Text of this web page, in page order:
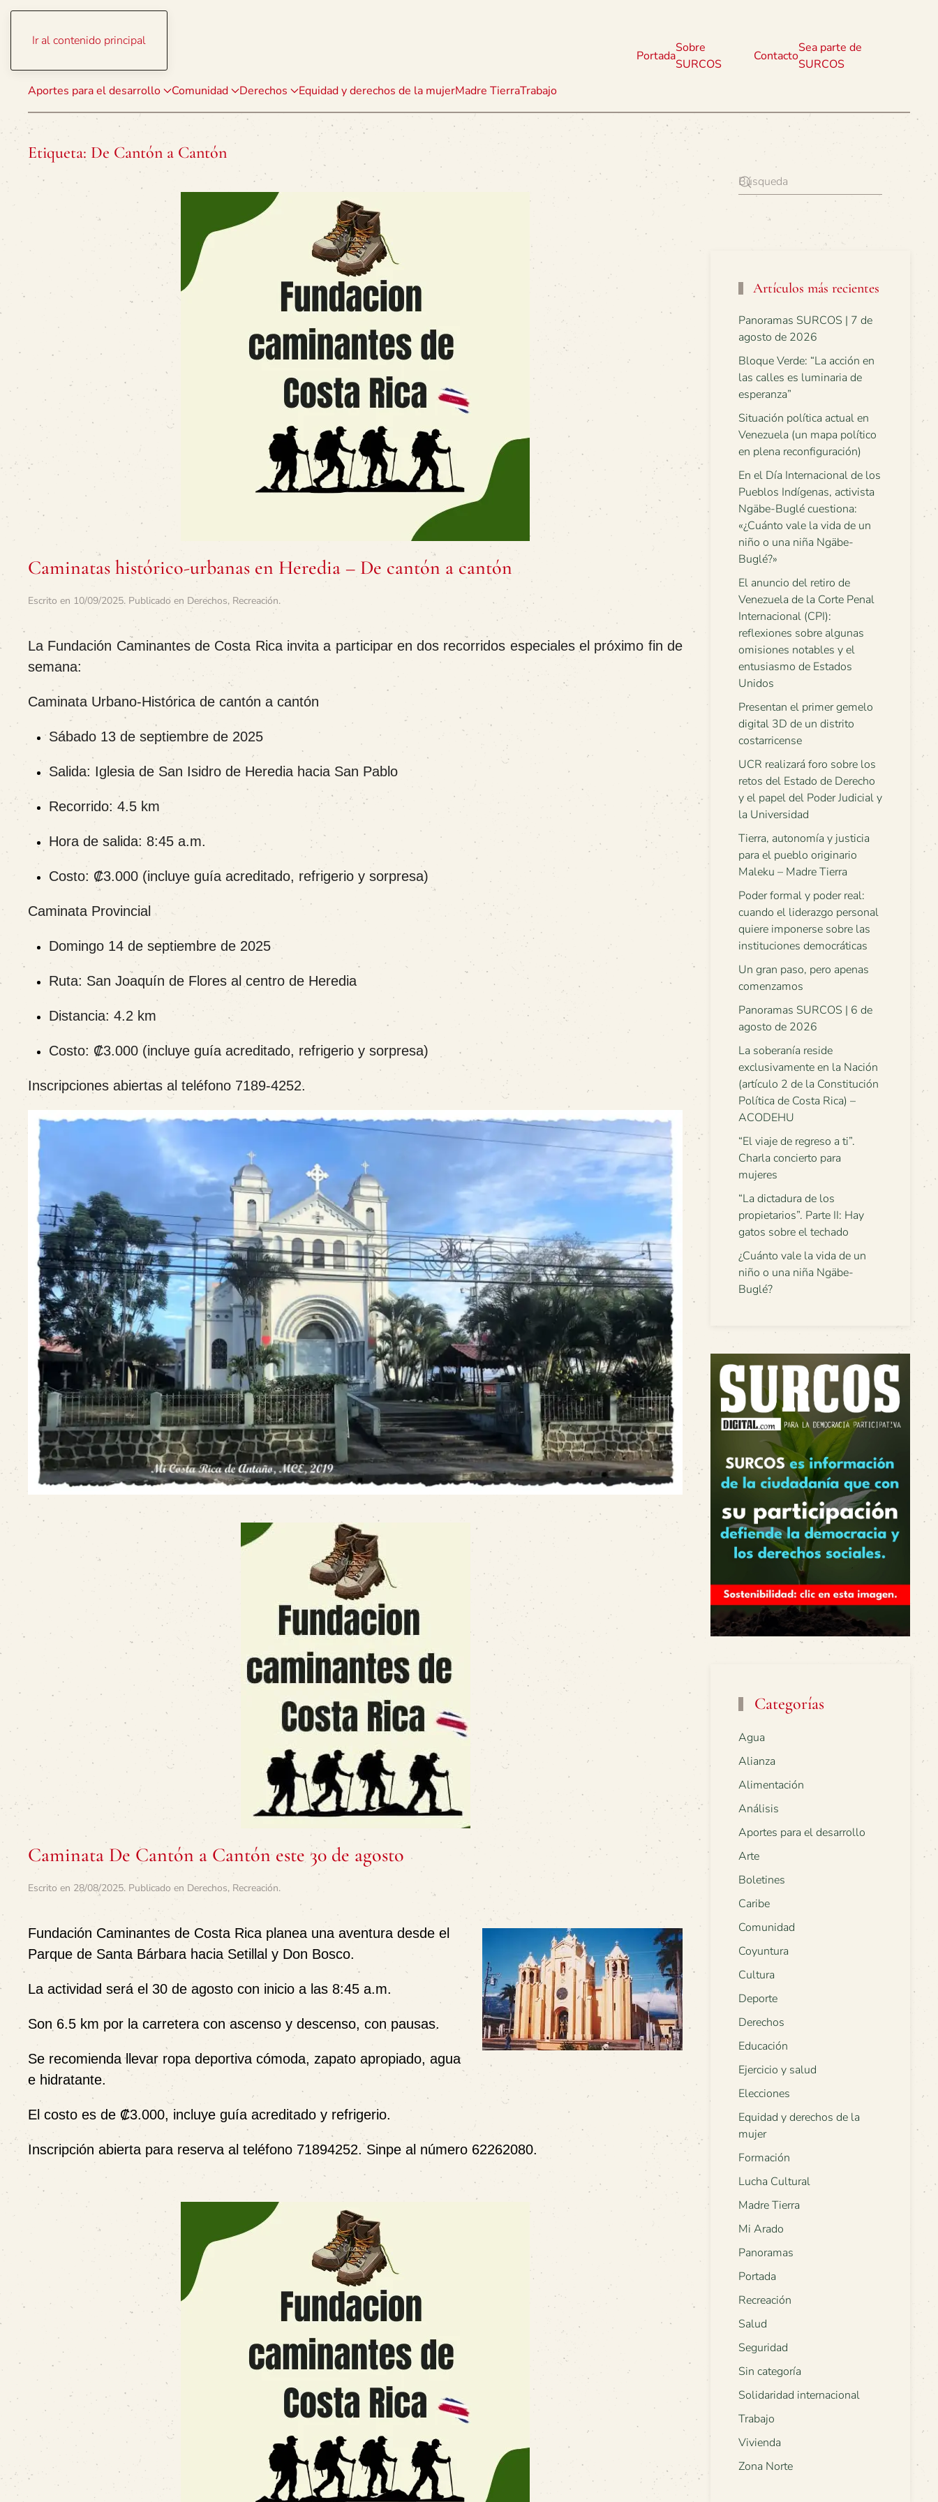
Ir al contenido principal
Aportes para el desarrollo Comunidad Derechos Equidad y derechos de la mujerMadre TierraTrabajo
Portada
Sobre
SURCOS
Contacto
Sea parte de
SURCOS
Etiqueta: De Cantón a Cantón
Caminatas histórico-urbanas en Heredia – De cantón a cantón
Escrito en 10/09/2025. Publicado en Derechos, Recreación.
La Fundación Caminantes de Costa Rica invita a participar en dos recorridos especiales el próximo fin de
semana:
Caminata Urbano-Histórica de cantón a cantón
Sábado 13 de septiembre de 2025
Salida: Iglesia de San Isidro de Heredia hacia San Pablo
Recorrido: 4.5 km
Hora de salida: 8:45 a.m.
Costo: ₡3.000 (incluye guía acreditado, refrigerio y sorpresa)
Caminata Provincial
Domingo 14 de septiembre de 2025
Ruta: San Joaquín de Flores al centro de Heredia
Distancia: 4.2 km
Costo: ₡3.000 (incluye guía acreditado, refrigerio y sorpresa)
Inscripciones abiertas al teléfono 7189-4252.
Caminata De Cantón a Cantón este 30 de agosto
Escrito en 28/08/2025. Publicado en Derechos, Recreación.
Fundación Caminantes de Costa Rica planea una aventura desde el
Parque de Santa Bárbara hacia Setillal y Don Bosco.
La actividad será el 30 de agosto con inicio a las 8:45 a.m.
Son 6.5 km por la carretera con ascenso y descenso, con pausas.
Se recomienda llevar ropa deportiva cómoda, zapato apropiado, agua
e hidratante.
El costo es de ₡3.000, incluye guía acreditado y refrigerio.
Inscripción abierta para reserva al teléfono 71894252. Sinpe al número 62262080.
Artículos más recientes
Panoramas SURCOS | 7 de
agosto de 2026
Bloque Verde: “La acción en
las calles es luminaria de
esperanza”
Situación política actual en
Venezuela (un mapa político
en plena reconfiguración)
En el Día Internacional de los
Pueblos Indígenas, activista
Ngäbe-Buglé cuestiona:
«¿Cuánto vale la vida de un
niño o una niña Ngäbe-
Buglé?»
El anuncio del retiro de
Venezuela de la Corte Penal
Internacional (CPI):
reflexiones sobre algunas
omisiones notables y el
entusiasmo de Estados
Unidos
Presentan el primer gemelo
digital 3D de un distrito
costarricense
UCR realizará foro sobre los
retos del Estado de Derecho
y el papel del Poder Judicial y
la Universidad
Tierra, autonomía y justicia
para el pueblo originario
Maleku – Madre Tierra
Poder formal y poder real:
cuando el liderazgo personal
quiere imponerse sobre las
instituciones democráticas
Un gran paso, pero apenas
comenzamos
Panoramas SURCOS | 6 de
agosto de 2026
La soberanía reside
exclusivamente en la Nación
(artículo 2 de la Constitución
Política de Costa Rica) –
ACODEHU
“El viaje de regreso a ti”.
Charla concierto para
mujeres
“La dictadura de los
propietarios”. Parte II: Hay
gatos sobre el techado
¿Cuánto vale la vida de un
niño o una niña Ngäbe-
Buglé?
Categorías
Agua
Alianza
Alimentación
Análisis
Aportes para el desarrollo
Arte
Boletines
Caribe
Comunidad
Coyuntura
Cultura
Deporte
Derechos
Educación
Ejercicio y salud
Elecciones
Equidad y derechos de la
mujer
Formación
Lucha Cultural
Madre Tierra
Mi Arado
Panoramas
Portada
Recreación
Salud
Seguridad
Sin categoría
Solidaridad internacional
Trabajo
Vivienda
Zona Norte